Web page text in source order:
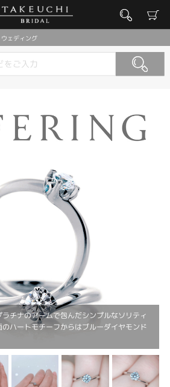
ェディング
チナのアームで包んだシンプルなソリティ
ハートモチーフからはブルーダイヤモンド